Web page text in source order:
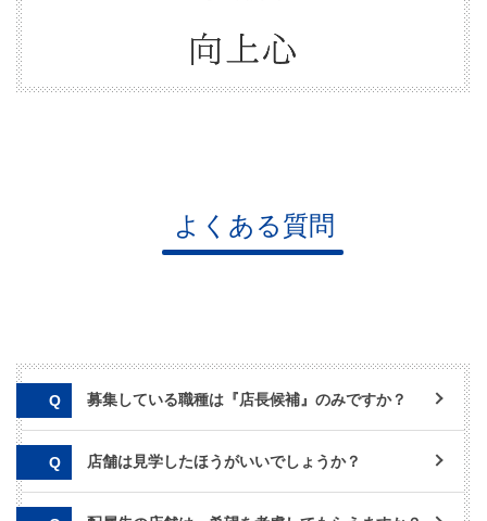
よくある質問
募集している職種は『店長候補』のみですか？
店舗は見学したほうがいいでしょうか？